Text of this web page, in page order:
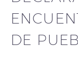
DE